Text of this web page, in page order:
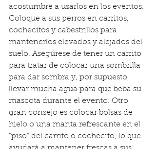
acostumbre a usarlos en los eventos.
Coloque a sus perros en carritos,
cochecitos y cabestrillos para
mantenerlos elevados y alejados del
suelo. Asegúrese de tener un carrito
para tratar de colocar una sombrilla
para dar sombra y, por supuesto,
llevar mucha agua para que beba su
mascota durante el evento. Otro
gran consejo es colocar bolsas de
hielo o una manta refrescante en el
"piso" del carrito o cochecito, lo que